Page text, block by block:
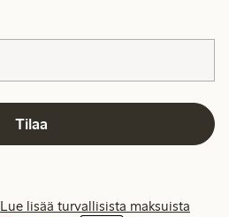
Tilaa
Lue lisää turvallisista maksuista